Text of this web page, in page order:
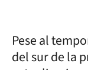
Pese al
del sur de la